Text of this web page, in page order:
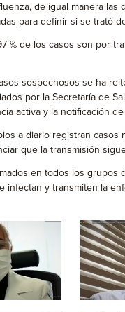
de igual manera las
para definir si se trató
% de los casos son por
sospechosos se ha
por la Secretaría de
activa y la notificación
a diario registran casos
que la transmisión
en todos los grupos
infectan y transmiten la